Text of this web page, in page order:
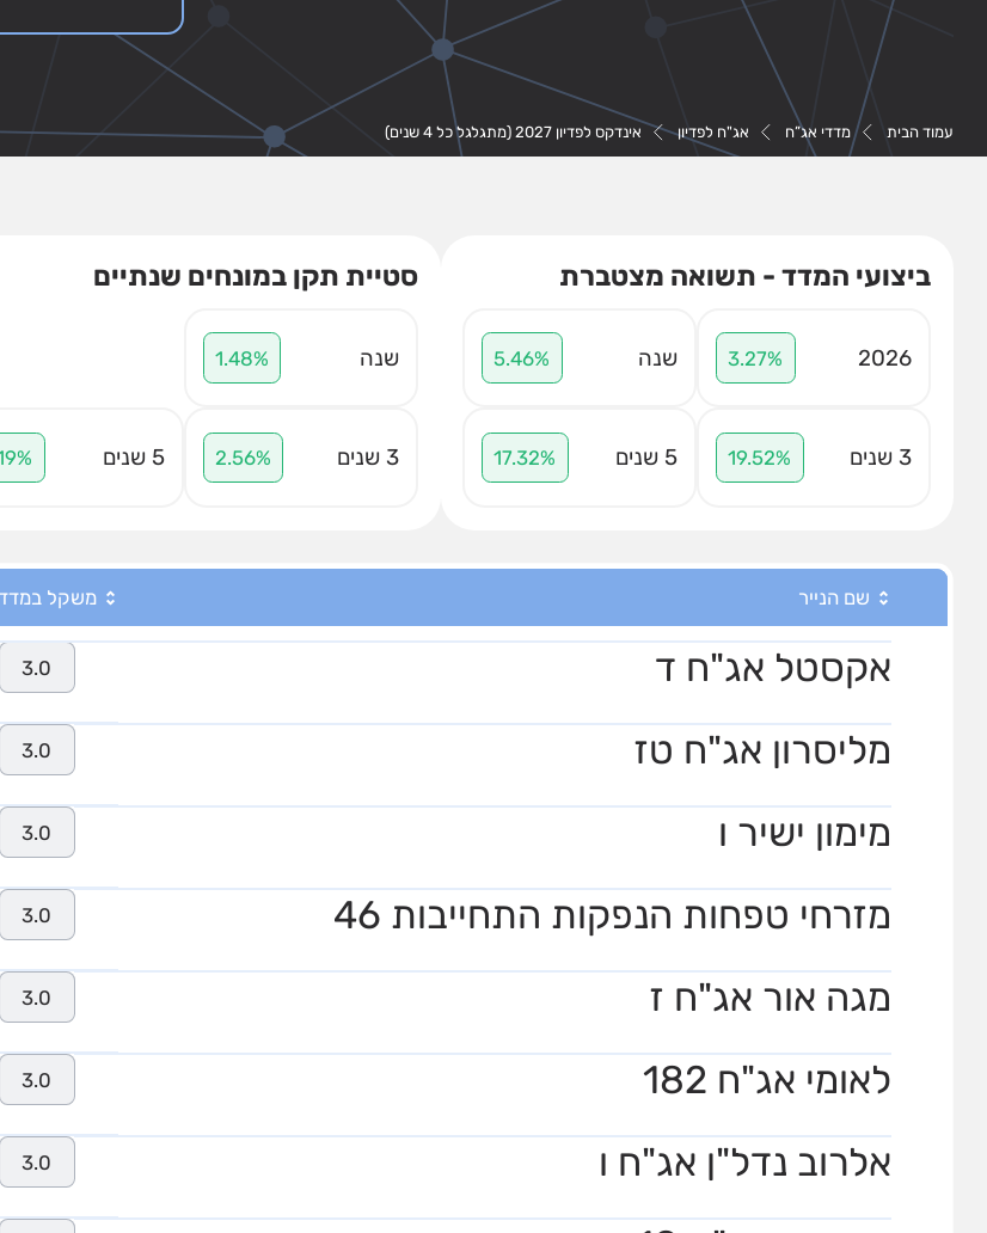
עמוד הבית מדדי אג”ח אג"ח לפדיון אינדקס לפדיון 2027 (מתגלגל כל 4 שנים)
ביצועי המדד - תשואה מצטברת
2026
3.27% שנה 5.46%
3 שנים 19.52% 5 שנים 17.32%
סטיית תקן במונחים שנתיים
שנה 1.48%
3 שנים 2.56% 5 שנים
שם הנייר משקל
אקסטל אג"ח ד 3.0
מליסרון אג"ח טז 3.0
מימון ישיר ו 3.0
מזרחי טפחות הנפקות התחייבות 46 3.0
מגה אור אג"ח ז 3.0
לאומי אג"ח 182 3.0
אלרוב נדל"ן אג"ח ו 3.0